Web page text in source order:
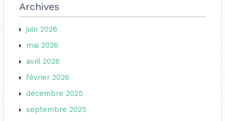
Archives
juin 2026
mai 2026
avril 2026
février 2026
décembre 2025
septembre 2025